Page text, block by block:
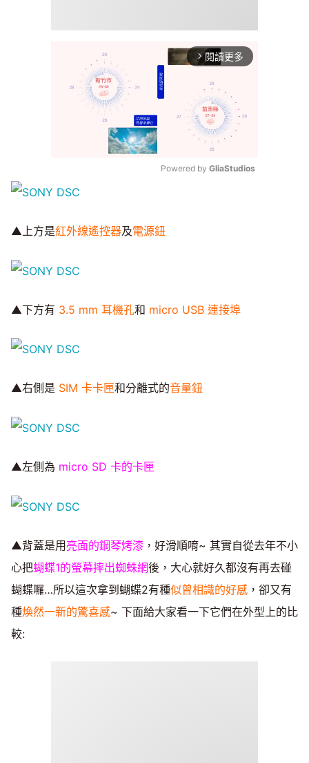
arrow_forward_ios 閱讀更多
Powered by GliaStudios
▲上方是紅外線遙控器及電源鈕
▲下方有 3.5 mm 耳機孔和 micro USB 連接埠
▲右側是 SIM 卡卡匣和分離式的音量鈕
▲左側為 micro SD 卡的卡匣
▲背蓋是用亮面的鋼琴烤漆 ，好滑順唷~ 其實自從去年不小
心把蝴蝶1的螢幕摔出蜘蛛網後，大心就好久都沒有再去碰
蝴蝶囉…所以這次拿到蝴蝶2有種似曾相識的好感 ，卻又有
種煥然一新的驚喜感~ 下面給大家看一下它們在外型上的比
較: